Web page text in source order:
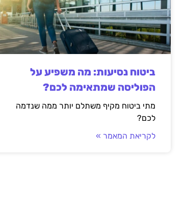
ביטוח נסיעות: מה משפיע על
הפוליסה שמתאימה לכם?
מתי ביטוח מקיף משתלם יותר ממה שנדמה
לכם?
לקריאת המאמר »